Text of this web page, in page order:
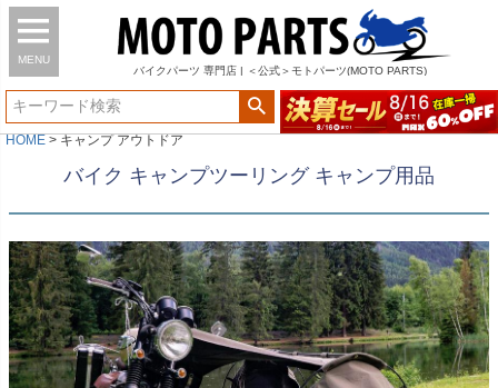
MENU
バイク パーツ 専門店 | ＜公式＞モトパーツ(MOTO PARTS)
HOME キャンプ アウトドア
バイク キャンプツーリング キャンプ用品